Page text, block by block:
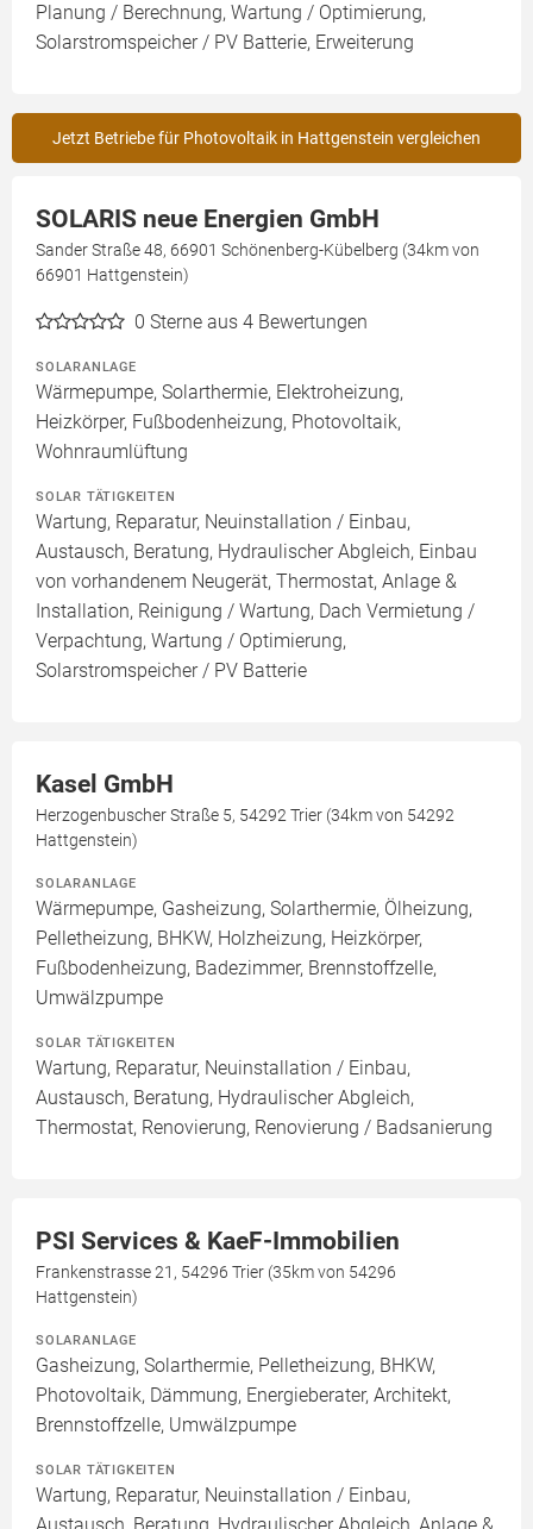
Planung / Berechnung, Wartung / Optimierung,
Solarstromspeicher / PV Batterie, Erweiterung
Jetzt Betriebe für Photovoltaik in Hattgenstein vergleichen
SOLARIS neue Energien GmbH
Sander Straße 48, 66901 Schönenberg-Kübelberg (34km von
66901 Hattgenstein)
0 Sterne aus 4 Bewertungen
SOLARANLAGE
Wärmepumpe, Solarthermie, Elektroheizung,
Heizkörper, Fußbodenheizung, Photovoltaik,
Wohnraumlüftung
SOLAR TÄTIGKEITEN
Wartung, Reparatur, Neuinstallation / Einbau,
Austausch, Beratung, Hydraulischer Abgleich, Einbau
von vorhandenem Neugerät, Thermostat, Anlage &
Installation, Reinigung / Wartung, Dach Vermietung /
Verpachtung, Wartung / Optimierung,
Solarstromspeicher / PV Batterie
Kasel GmbH
Herzogenbuscher Straße 5, 54292 Trier (34km von 54292
Hattgenstein)
SOLARANLAGE
Wärmepumpe, Gasheizung, Solarthermie, Ölheizung,
Pelletheizung, BHKW, Holzheizung, Heizkörper,
Fußbodenheizung, Badezimmer, Brennstoffzelle,
Umwälzpumpe
SOLAR TÄTIGKEITEN
Wartung, Reparatur, Neuinstallation / Einbau,
Austausch, Beratung, Hydraulischer Abgleich,
Thermostat, Renovierung, Renovierung / Badsanierung
PSI Services & KaeF-Immobilien
Frankenstrasse 21, 54296 Trier (35km von 54296
Hattgenstein)
SOLARANLAGE
Gasheizung, Solarthermie, Pelletheizung, BHKW,
Photovoltaik, Dämmung, Energieberater, Architekt,
Brennstoffzelle, Umwälzpumpe
SOLAR TÄTIGKEITEN
Wartung, Reparatur, Neuinstallation / Einbau,